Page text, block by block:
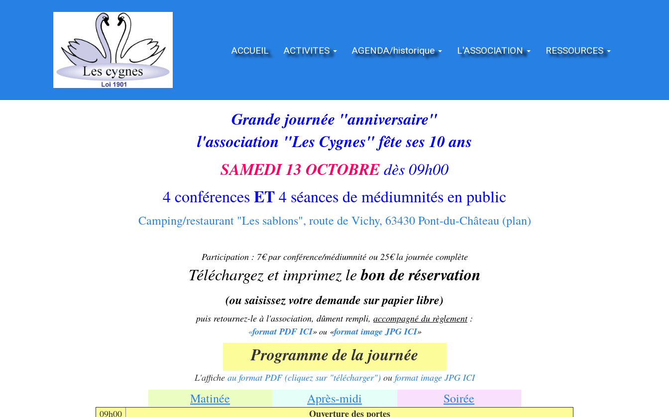
ACCUEIL ACTIVITES AGENDA/historique L'ASSOCIATION RESSOURCES
Grande journée "anniversaire"
l'association "Les Cygnes" fête ses 10 ans
SAMEDI 13 OCTOBREdès 09h00
4 conférences ET4 séances de médiumnités en public
Camping/restaurant "Les sablons", route de Vichy, 63430 Pont-du-Château (plan)
Participation : 7€ par conférence/médiumnité ou 25€ la journée complète
Téléchargez et imprimez lebon de réservation
(ou saisissez votre demande sur papier libre)
puis retournez-le à l'association, dûment rempli, accompagné du règlement:
«format PDF ICI»ou«format image JPG ICI»
Programme de la journée
L'affiche au format PDF (cliquez sur "télécharger")ou format image JPG ICI
Matinée Après-midi Soirée
09h00 Ouverture des portes